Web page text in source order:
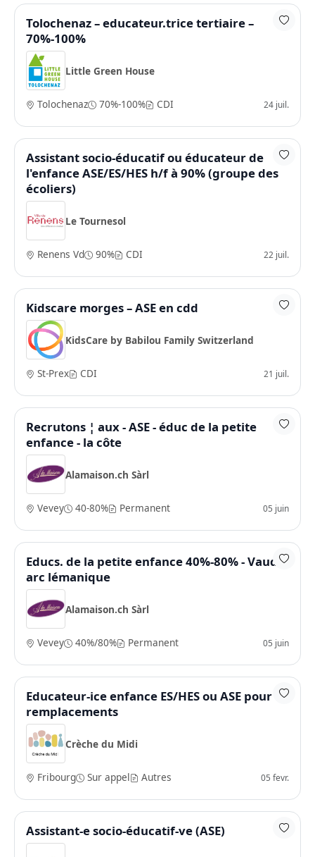
Tolochenaz – educateur.trice tertiaire –
70%-100%
Little Green House
Tolochenaz 70%-100% CDI 24 juil.
Assistant socio-éducatif ou éducateur de
l'enfance ASE/ES/HES h/f à 90% (groupe des
écoliers)
Le Tournesol
Renens Vd 90% CDI 22 juil.
Kidscare morges – ASE en cdd
KidsCare by Babilou Family Switzerland
St-Prex CDI 21 juil.
Recrutons ¦ aux - ASE - éduc de la petite
enfance - la côte
Alamaison.ch Sàrl
Vevey 40-80% Permanent 05 juin
Educs. de la petite enfance 40%-80% - Vaud /
arc lémanique
Alamaison.ch Sàrl
Vevey 40%/80% Permanent 05 juin
Educateur-ice enfance ES/HES ou ASE pour
remplacements
Crèche du Midi
Fribourg Sur appel Autres 05 fevr.
Assistant-e socio-éducatif-ve (ASE)